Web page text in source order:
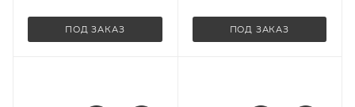
ПОД ЗАКАЗ ПОД ЗАКАЗ